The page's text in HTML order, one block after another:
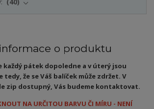
o produktu
každý pátek dopoledne a v úterý jsou
že se Váš balíček může zdržet. V
zip dostupný, Vás budeme kontaktovat.
NA URČITOU BARVU ČI MÍRU - NENÍ